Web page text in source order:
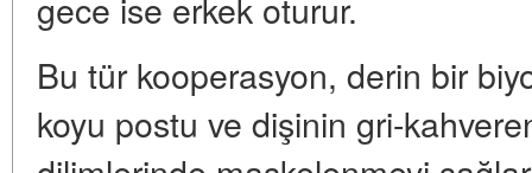
Bu tür kooperasyon, derin bir
koyu postu ve dişinin gri-